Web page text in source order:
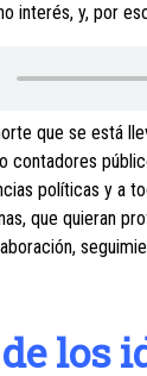
interés, y, por
que se está
contadores
políticas y a
que quieran
los